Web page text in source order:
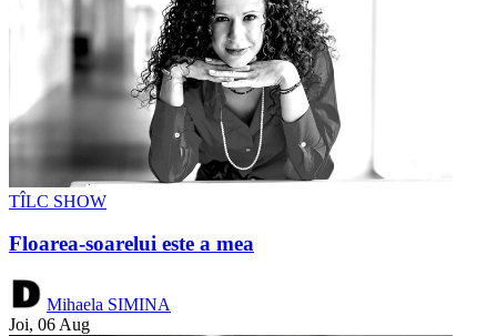
TÎLC SHOW
Floarea-soarelui este a mea
Mihaela SIMINA
Joi, 06 Aug